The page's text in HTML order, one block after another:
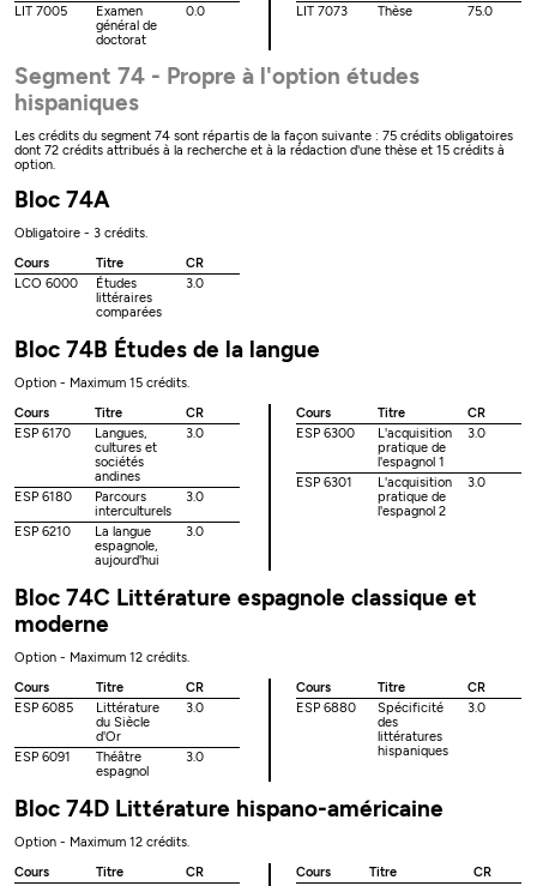
LIT 7005
Examen
général de
doctorat
0.0
LIT 7073
Thèse 75.0
Segment 74 - Propre à l'option études
hispaniques
Les crédits du segment 74 sont répartis de la façon suivante : 75 crédits obligatoires
dont 72 crédits attribués à la recherche et à la rédaction d'une thèse et 15 crédits à
option.
Bloc 74A
Obligatoire - 3 crédits.
Cours
Titre
CR
LCO 6000
Études
littéraires
comparées
3.0
Bloc 74B Études de la langue
Option - Maximum 15 crédits.
Cours
Titre
CR
ESP 6170
Langues,
cultures et
sociétés
andines
3.0
ESP 6180
Parcours
interculturels
3.0
ESP 6210
La langue
espagnole,
aujourd'hui
3.0
Cours Titre
CR
ESP 6300
L'acquisition
pratique de
l'espagnol 1
3.0
ESP 6301
L'acquisition
pratique de
l'espagnol 2
3.0
Bloc 74C Littérature espagnole classique et
moderne
Option - Maximum 12 crédits.
Cours
Titre
CR
ESP 6085
Littérature
du Siècle
d'Or
3.0
ESP 6091
Théâtre
espagnol
3.0
Cours Titre
CR
ESP 6880
Spécificité
des
littératures
hispaniques
3.0
Bloc 74D Littérature hispano-américaine
Option - Maximum 12 crédits.
Cours
Titre
CR
Cours Titre
CR